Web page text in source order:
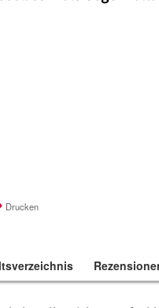
Drucken